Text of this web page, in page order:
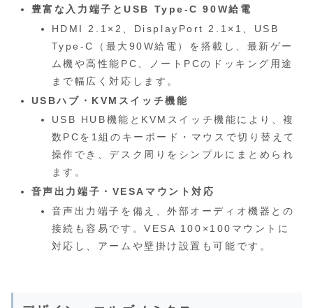
豊富な入力端子とUSB Type-C 90W給電
HDMI 2.1×2、DisplayPort 2.1×1、USB
Type-C（最大90W給電）を搭載し、最新ゲー
ム機や高性能PC、ノートPCのドッキング用途
まで幅広く対応します。
USBハブ・KVMスイッチ機能
USB HUB機能とKVMスイッチ機能により、複
数PCを1組のキーボード・マウスで切り替えて
操作でき、デスク周りをシンプルにまとめられ
ます。
音声出力端子・VESAマウント対応
音声出力端子を備え、外部オーディオ機器との
接続も容易です。VESA 100×100マウントに
対応し、アームや壁掛け設置も可能です。